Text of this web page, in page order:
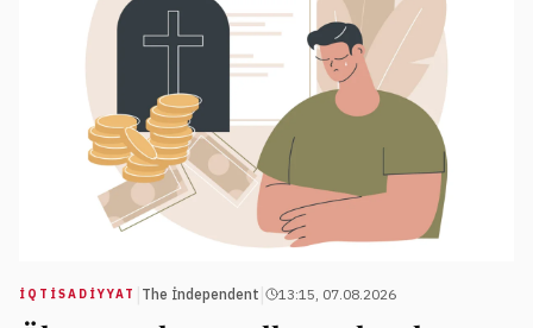
İQTISADIYYAT The İndependent 13:15, 07.08.2026